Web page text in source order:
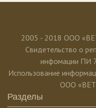
2005 - 2018 ООО
Свидетельство о
инфомации ПИ
Использование
ООО
Разделы